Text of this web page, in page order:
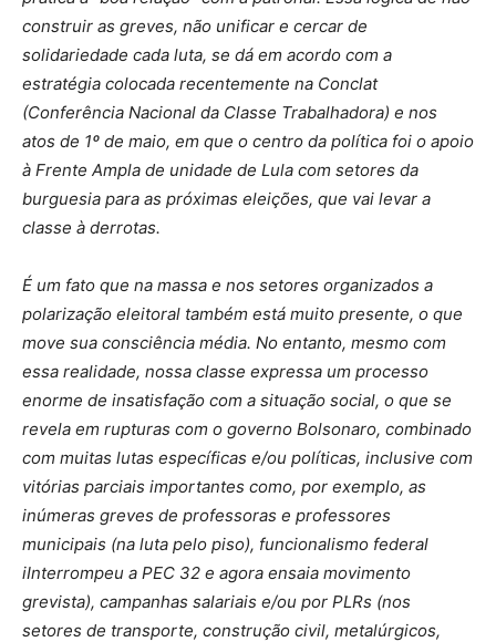
construir as greves, não unificar e cercar de
solidariedade cada luta, se dá em acordo com a
estratégia colocada recentemente na Conclat
(Conferência Nacional da Classe Trabalhadora) e nos
atos de 1º de maio, em que o centro da política foi o apoio
à Frente Ampla de unidade de Lula com setores da
burguesia para as próximas eleições, que vai levar a
classe à derrotas.
É um fato que na massa e nos setores organizados a
polarização eleitoral também está muito presente, o que
move sua consciência média. No entanto, mesmo com
essa realidade, nossa classe expressa um processo
enorme de insatisfação com a situação social, o que se
revela em rupturas com o governo Bolsonaro, combinado
com muitas lutas específicas e/ou políticas, inclusive com
vitórias parciais importantes como, por exemplo, as
inúmeras greves de professoras e professores
municipais (na luta pelo piso), funcionalismo federal
iInterrompeu a PEC 32 e agora ensaia movimento
grevista), campanhas salariais e/ou por PLRs (nos
setores de transporte, construção civil, metalúrgicos,